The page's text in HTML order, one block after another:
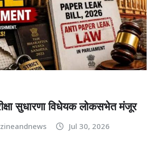
सुधारणा विधेयक लोकसभेत मंजूर
Jul 30, 2026